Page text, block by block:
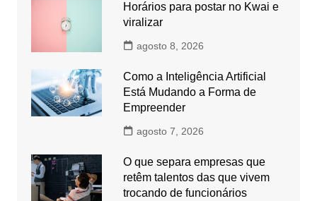
Horários para postar no Kwai e
viralizar
agosto 8, 2026
Como a Inteligência Artificial
Está Mudando a Forma de
Empreender
agosto 7, 2026
O que separa empresas que
retêm talentos das que vivem
trocando de funcionários